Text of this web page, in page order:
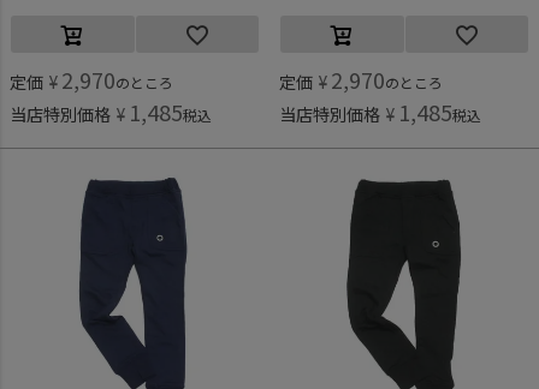
定価 ¥ 2,970のところ
当店特別価格 ¥ 1,485税込
定価 ¥ 2,970のところ
当店特別価格 ¥ 1,485税込